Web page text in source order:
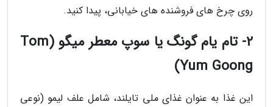
روی چرخ های فروشنده های خیابانی، پیدا کنید.
2- تام یام گونگ یا سوپ معطر میگو (Tom
Yum Goong)
این غذا به عنوان غذای ملی تایلند، شامل علف لیمو (نوعی